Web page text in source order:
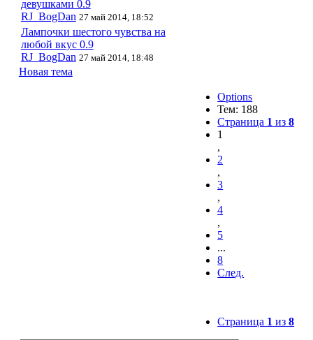
девушками 0.9
RJ_BogDan 27 май 2014, 18:52
Лампочки шестого чувства на
любой вкус 0.9
RJ_BogDan 27 май 2014, 18:48
Новая тема
Options
Тем: 188
Страница 1 из8
1
,
2
,
3
,
4
,
5
...
8
След.
Страница 1 из8